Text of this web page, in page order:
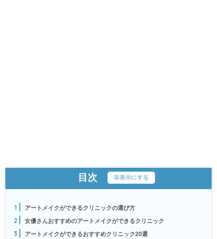
目次 非表示にする
1 アートメイクができるクリニックの選び方
2 女優さんおすすめのアートメイクができるクリニック
3 アートメイクができるおすすめクリニック20選